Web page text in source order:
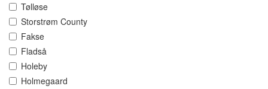
Tølløse
Storstrøm County
Fakse
Fladså
Holeby
Holmegaard